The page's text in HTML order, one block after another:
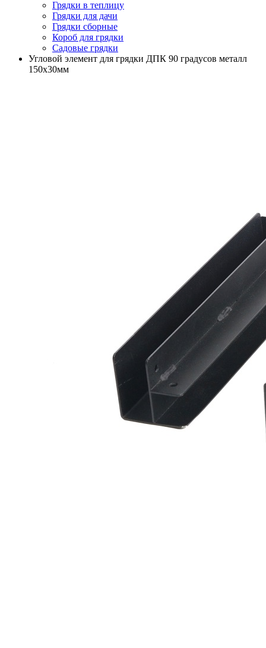
Грядки в теплицу
Грядки для дачи
Грядки сборные
Короб для грядки
Садовые грядки
Угловой элемент для грядки ДПК 90 градусов металл
150х30мм